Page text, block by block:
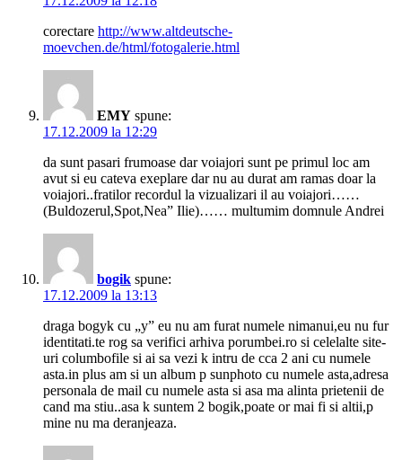
corectare http://www.altdeutsche-
moevchen.de/html/fotogalerie.html
EMY spune:
17.12.2009 la 12:29
da sunt pasari frumoase dar voiajori sunt pe primul loc am
avut si eu cateva exeplare dar nu au durat am ramas doar la
voiajori..fratilor recordul la vizualizari il au voiajori……
(Buldozerul,Spot,Nea” Ilie)…… multumim domnule Andrei
bogik spune:
17.12.2009 la 13:13
draga bogyk cu „y” eu nu am furat numele nimanui,eu nu fur
identitati.te rog sa verifici arhiva porumbei.ro si celelalte site-
uri columbofile si ai sa vezi k intru de cca 2 ani cu numele
asta.in plus am si un album p sunphoto cu numele asta,adresa
personala de mail cu numele asta si asa ma alinta prietenii de
cand ma stiu..asa k suntem 2 bogik,poate or mai fi si altii,p
mine nu ma deranjeaza.